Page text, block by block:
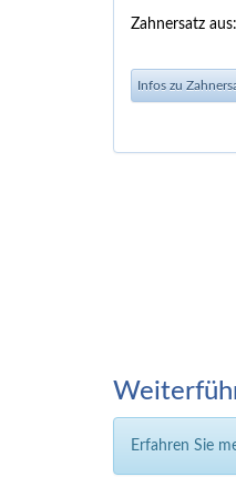
Zahnersatz aus:
Infos zu
Erfahren Sie